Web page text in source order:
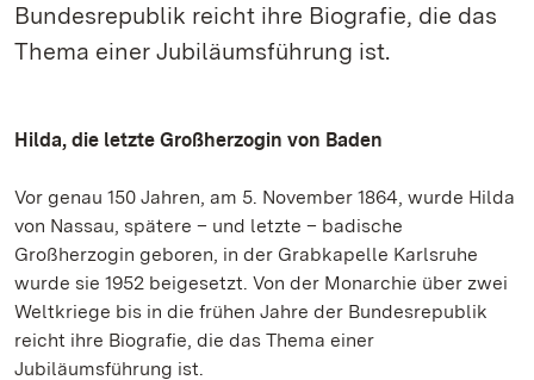
Bundesrepublik reicht ihre Biografie, die das
Thema einer Jubiläumsführung ist.
Hilda, die letzte Großherzogin von Baden
Vor genau 150 Jahren, am 5. November 1864, wurde Hilda
von Nassau, spätere – und letzte – badische
Großherzogin geboren, in der Grabkapelle Karlsruhe
wurde sie 1952 beigesetzt. Von der Monarchie über zwei
Weltkriege bis in die frühen Jahre der Bundesrepublik
reicht ihre Biografie, die das Thema einer
Jubiläumsführung ist.